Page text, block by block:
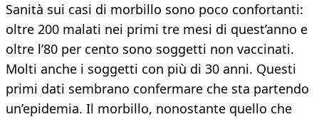
Sanità sui casi di morbillo sono poco confortanti:
oltre 200 malati nei primi tre mesi di quest’anno e
oltre l’80 per cento sono soggetti non vaccinati.
Molti anche i soggetti con più di 30 anni. Questi
primi dati sembrano confermare che sta partendo
un’epidemia. Il morbillo, nonostante quello che